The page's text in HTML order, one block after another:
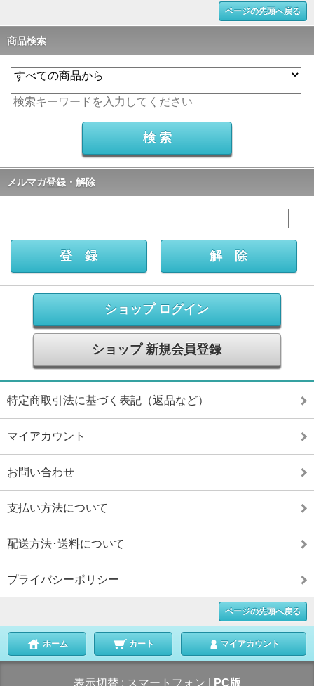
ページの先頭へ戻る
商品検索
メルマガ登録・解除
ショップ ログイン
ショップ 新規会員登録
特定商取引法に基づく表記（返品など）
マイアカウント
お問い合わせ
支払い方法について
配送方法･送料について
プライバシーポリシー
ページの先頭へ戻る
ホーム カート マイアカウント
表示切替 : スマートフォン PC版